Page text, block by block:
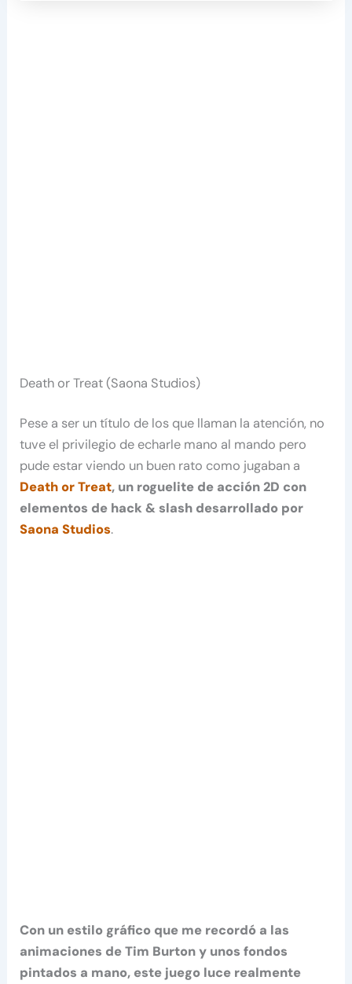
Death or Treat (Saona Studios)
Pese a ser un título de los que llaman la atención, no
tuve el privilegio de echarle mano al mando pero
pude estar viendo un buen rato como jugaban a
Death or Treat, un roguelite de acción 2D con
elementos de hack & slash desarrollado por
Saona Studios.
Con un estilo gráfico que me recordó a las
animaciones de Tim Burton y unos fondos
pintados a mano, este juego luce realmente